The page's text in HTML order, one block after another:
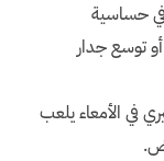
في حساسية
توسع جدار
في الأمعاء يلعب